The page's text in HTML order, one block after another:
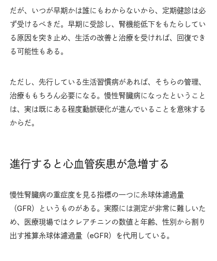
だが、いつが早期かは誰にもわからないから、定期健診は必
ず受けるべきだ。早期に受診し、腎機能低下をもたらしてい
る原因を突き止め、生活の改善と治療を受ければ、回復でき
る可能性もある。
ただし、先行している生活習慣病があれば、そちらの管理、
治療ももちろん必要になる。慢性腎臓病になったということ
は、実は既にある程度動脈硬化が進んでいることを意味する
からだ。
進行すると心血管疾患が急増する
慢性腎臓病の重症度を見る指標の一つに糸球体濾過量
（GFR）というものがある。実際には測定が非常に難しいた
め、医療現場ではクレアチニンの数値と年齢、性別から割り
出す推算糸球体濾過量（eGFR）を代用している。